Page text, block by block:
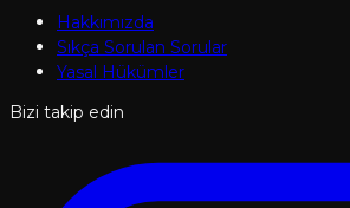
Hakkımızda
Sıkça Sorulan Sorular
Yasal Hükümler
Bizi takip edin